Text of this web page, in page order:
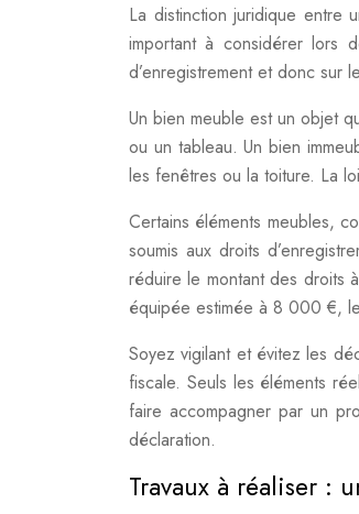
La distinction juridique entre
important à considérer lors
d’enregistrement et donc sur
Un bien meuble est un objet
ou un tableau. Un bien
les fenêtres ou la toiture. La
Certains éléments meubles,
soumis aux droits
réduire le montant des droits
équipée estimée à 8 000 €,
Soyez vigilant et évitez les
fiscale. Seuls les éléments
faire accompagner par un
déclaration.
Travaux à réaliser :